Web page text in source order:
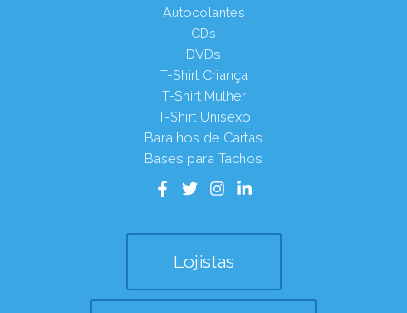
Autocolantes
CDs
DVDs
T-Shirt Criança
T-Shirt Mulher
T-Shirt Unisexo
Baralhos de Cartas
Bases para Tachos
Lojistas